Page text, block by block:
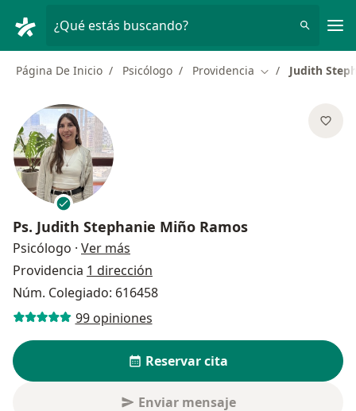
¿Qué estás buscando?
Página De Inicio Psicólogo Providencia Cambiar de
Judith
Ps. Judith Stephanie Miño Ramos
Psicólogo · Ver más
Providencia 1 dirección
Núm. Colegiado: 616458
99 opiniones
Reservar cita
Enviar mensaje